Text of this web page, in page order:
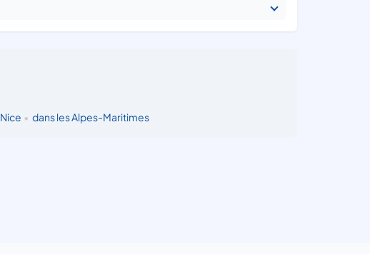
Nice • dans les Alpes-Maritimes